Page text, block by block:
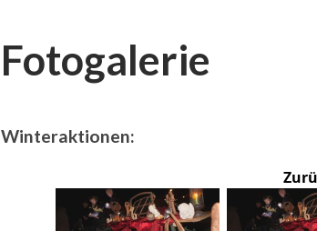
Fotogalerie
Winteraktionen: